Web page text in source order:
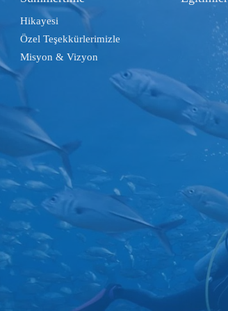
Hikayesi
Özel Teşekkürlerimizle
Misyon & Vizyon